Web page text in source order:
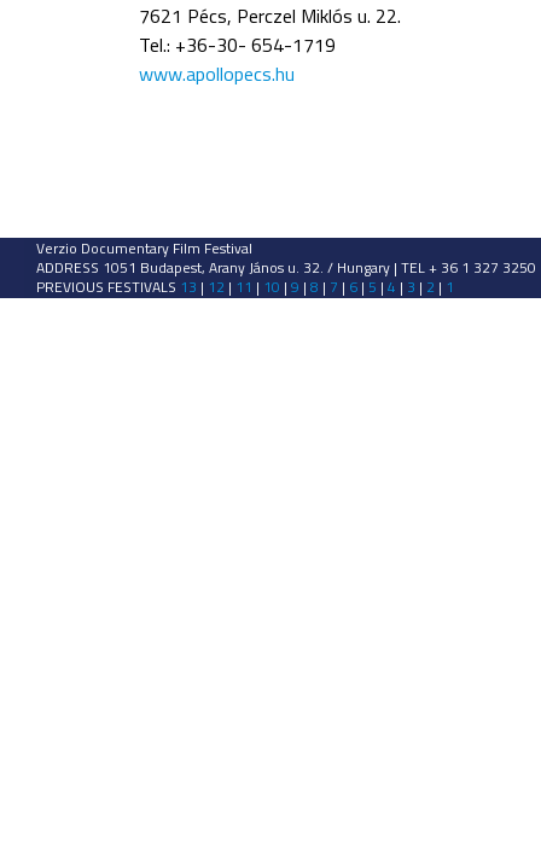
7621 Pécs, Perczel Miklós u. 22.
Tel.: +36-30- 654-1719
www.apollopecs.hu
Verzio Documentary Film Festival
ADDRESS 1051 Budapest, Arany János u. 32. / Hungary | TEL + 36 1 327
PREVIOUS FESTIVALS 13 | 12 | 11 | 10 | 9 | 8 | 7 | 6 | 5 | 4 | 3 | 2 | 1